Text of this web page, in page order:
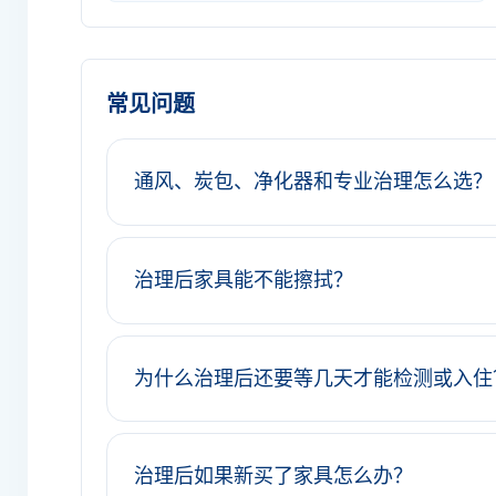
常见问题
通风、炭包、净化器和专业治理怎么选？
治理后家具能不能擦拭？
为什么治理后还要等几天才能检测或入
治理后如果新买了家具怎么办？